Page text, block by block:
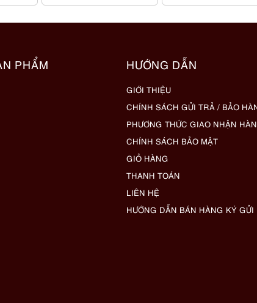
PHẨM HƯỚNG DẪN
GIỚI THIỆU
CHÍNH SÁCH GỬI TRẢ / BẢO
PHƯƠNG THỨC GIAO NHẬN
CHÍNH SÁCH BẢO MẬT
GIỎ HÀNG
THANH TOÁN
LIÊN HỆ
HƯỚNG DẪN BÁN HÀNG KÝ GỬI